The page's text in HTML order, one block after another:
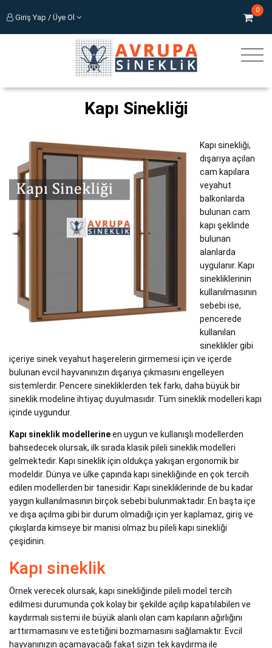
Giriş Yap / Üye Ol
0
Kapı Sinekliği
Kapı sinekliği,
dışarıya açılan
cam kapılara
veyahut
balkonlarda
bulunan cam
kapı şeklinde
bulunan
alanlarda
uygulanır. Kapı
sinekliklerinin
kullanılmasının
sebebi ise,
pencerede
kullanılan
sineklikler gibi
içeriye sinek veyahut haşerelerin girmemesi için ve içerde
bulunan evcil hayvanınızın dışarıya çıkmasını engelleyen
sistemlerdir. Pencere sinekliklerden tek farkı, daha büyük bir
sineklik modeline ihtiyaç duyulmasıdır. Tüm sineklik modelleri kapı
içinde uygundur.
Kapı sineklik modellerineen uygun ve kullanışlı modellerden
bahsedecek olursak, ilk sırada klasik pileli sineklik modelleri
gelmektedir. Kapı sineklik için oldukça yakışan ergonomik bir
modeldir. Dünya ve ülke çapında kapı sinekliğinde en çok tercih
edilen modellerden bir tanesidir. Kapı sinekliklerinde de bu kadar
yaygın kullanılmasının birçok sebebi bulunmaktadır. En başta içe
ve dışa açılma gibi bir durum olmadığı için yer kaplamaz, giriş ve
çıkışlarda kimseye bir manisi olmaz bu pileli kapı sinekliği
çeşidinin.
Kapı sineklik
Örnek verecek olursak, kapı sinekliğinde pileli model tercih
edilmesi durumunda çok kolay bir şekilde açılıp kapatılabilen ve
kaydırmalı sistemi ile büyük alanlı olan cam kapıların ağırlığını
arttırmamasını ve estetiğini bozmamasını sağlamaktır. Evcil
hayvanınızın açamayacağı fakat sizin tek kaydırma ile